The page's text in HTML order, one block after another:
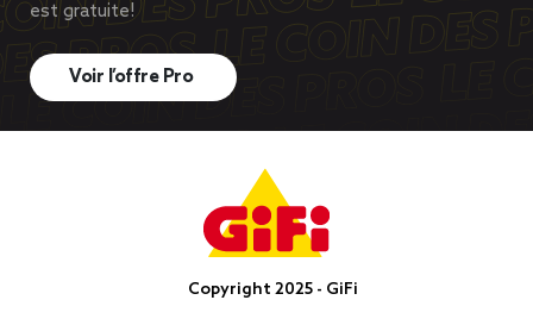
est gratuite!
Voir l’offre Pro
Copyright 2025 - GiFi